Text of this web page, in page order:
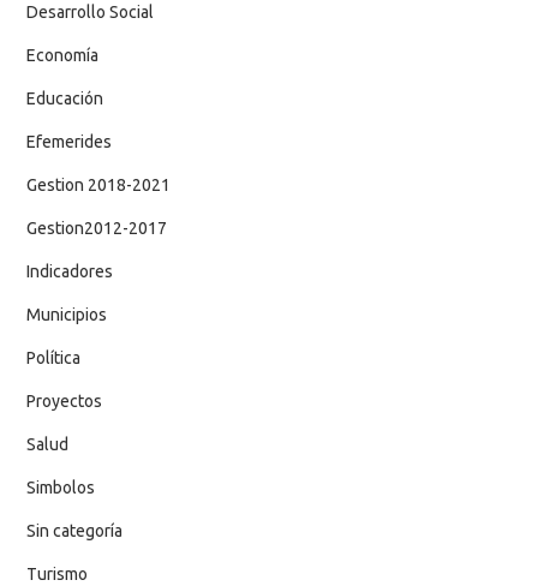
Desarrollo Social
Economía
Educación
Efemerides
Gestion 2018-2021
Gestion2012-2017
Indicadores
Municipios
Política
Proyectos
Salud
Simbolos
Sin categoría
Turismo